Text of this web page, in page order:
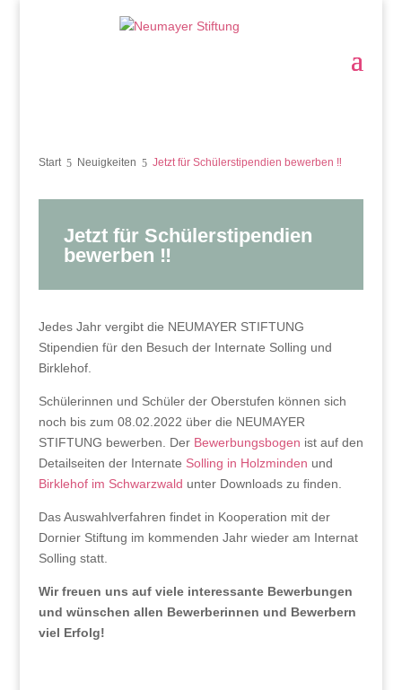
Start Neuigkeiten Jetzt für Schülerstipendien bewerben ‼️
Jetzt für Schülerstipendien
bewerben ‼️
Jedes Jahr vergibt die NEUMAYER STIFTUNG
Stipendien für den Besuch der Internate Solling und
Birklehof.
Schülerinnen und Schüler der Oberstufen können sich
noch bis zum 08.02.2022 über die NEUMAYER
STIFTUNG bewerben. Der Bewerbungsbogen ist auf den
Detailseiten der Internate Solling in Holzminden und
Birklehof im Schwarzwald unter Downloads zu finden.
Das Auswahlverfahren findet in Kooperation mit der
Dornier Stiftung im kommenden Jahr wieder am Internat
Solling statt.
Wir freuen uns auf viele interessante Bewerbungen
und wünschen allen Bewerberinnen und Bewerbern
viel Erfolg!